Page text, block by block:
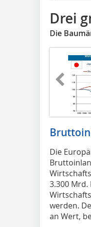
Drei
Die
Die
3.300
werden.
an Wert,